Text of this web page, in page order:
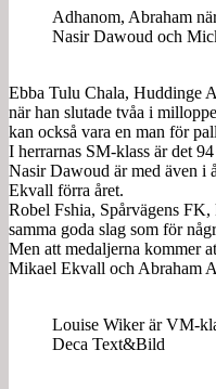
Adhanom, Abraham
Nasir Dawoud och
Ebba Tulu Chala, Huddinge
när han slutade tvåa i
kan också vara en man för
I herrarnas SM-klass är det
Nasir Dawoud är med även i
Ekvall förra året.
Robel Fshia, Spårvägens
samma goda slag som för
Men att medaljerna kommer
Mikael Ekvall och Abraham
Louise Wiker är VM-
Deca Text&Bild